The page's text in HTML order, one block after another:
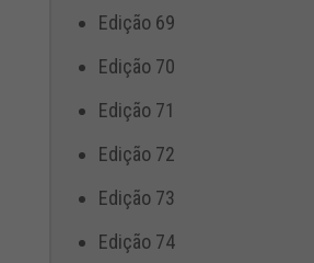
Edição 69
Edição 70
Edição 71
Edição 72
Edição 73
Edição 74